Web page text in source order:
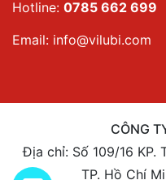
Hotline: 0785 662 699
Email: info@vilubi.com
CÔNG
Địa chỉ: Số 109/16 KP.
TP. Hồ Chí